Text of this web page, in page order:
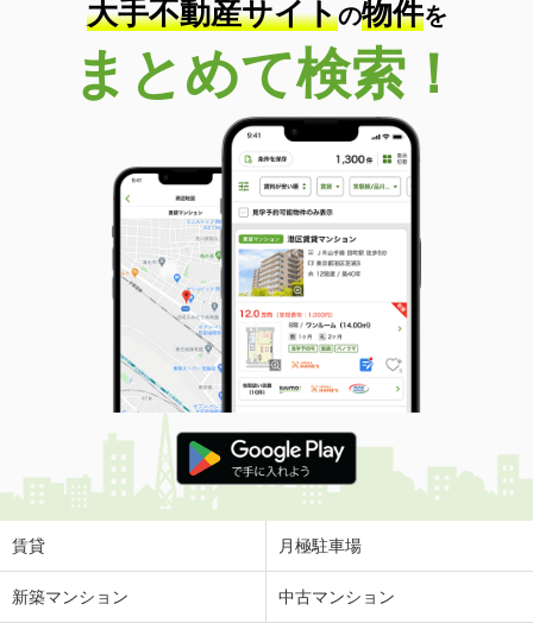
大手不動産サイトの物件を
まとめて検索！
賃貸 月極駐車場
新築マンション 中古マンション